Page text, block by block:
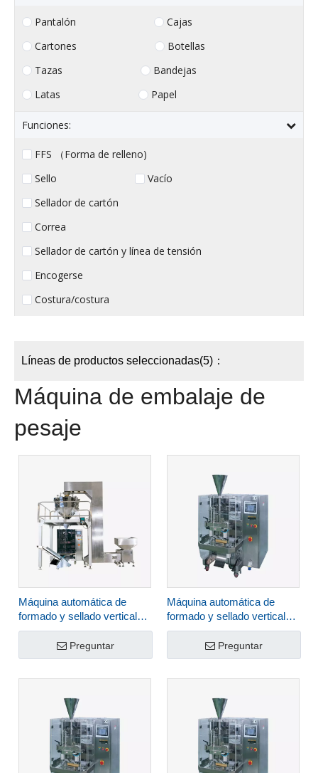
Pantalón
Cajas
Cartones
Botellas
Tazas
Bandejas
Latas
Papel
Funciones:
FFS （Forma de relleno)
Sello
Vacío
Sellador de cartón
Correa
Sellador de cartón y línea de tensión
Encogerse
Costura/costura
Líneas de productos seleccionadas(5)：
Máquina de embalaje de
pesaje
Máquina automática de
formado y sellado vertical
HLNV-1300
Preguntar
Máquina automática de
formado y sellado vertical
HLNV-900
Preguntar